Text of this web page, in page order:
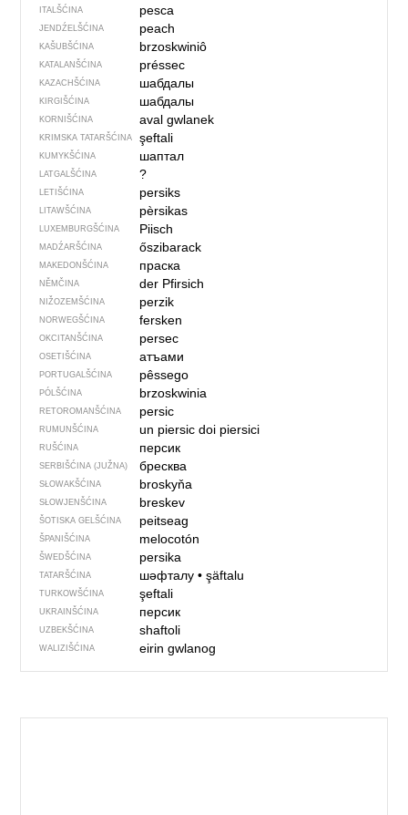
ITALŠĆINA pesca
JENDŹELŠĆINA peach
KAŠUBŠĆINA brzoskwiniô
KATALANŠĆINA préssec
KAZACHŠĆINA шабдалы
KIRGIŠĆINA шабдалы
KORNIŠĆINA aval gwlanek
KRIMSKA TATARŠĆINA şeftali
KUMYKŠĆINA шаптал
LATGALŠĆINA ?
LETIŠĆINA persiks
LITAWŠĆINA pèrsikas
LUXEMBURGŠĆINA Piisch
MADŹARŠĆINA őszibarack
MAKEDONŠĆINA праска
NĚMČINA der Pfirsich
NIŽOZEMŠĆINA perzik
NORWEGŠĆINA fersken
OKCITANŠĆINA persec
OSETIŠĆINA атъами
PORTUGALŠĆINA pêssego
PÓLŠĆINA brzoskwinia
RETOROMANŠĆINA persic
RUMUNŠĆINA un piersicdoi piersici
RUŠĆINA персик
SERBIŠĆINA (JUŽNA) бресква
SŁOWAKŠĆINA broskyňa
SŁOWJENŠĆINA breskev
ŠOTISKA GELŠĆINA peitseag
ŠPANIŠĆINA melocotón
ŠWEDŠĆINA persika
TATARŠĆINA шәфталу• şäftalu
TURKOWŠĆINA şeftali
UKRAINŠĆINA персик
UZBEKŠĆINA shaftoli
WALIZIŠĆINA eirin gwlanog